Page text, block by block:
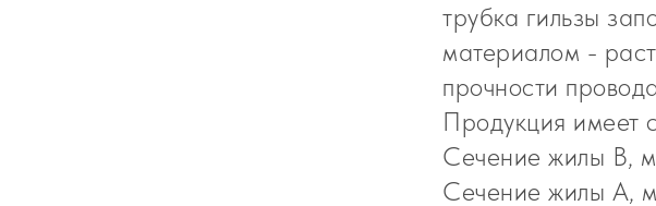
трубка гильзы
материалом -
прочности
Продукция имеет
Сечение жилы B,
Сечение жилы А,